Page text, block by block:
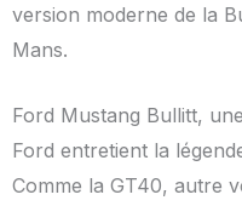
version moderne de la
Mans.
Ford Mustang Bullitt,
Ford entretient la
Comme la GT40, autre